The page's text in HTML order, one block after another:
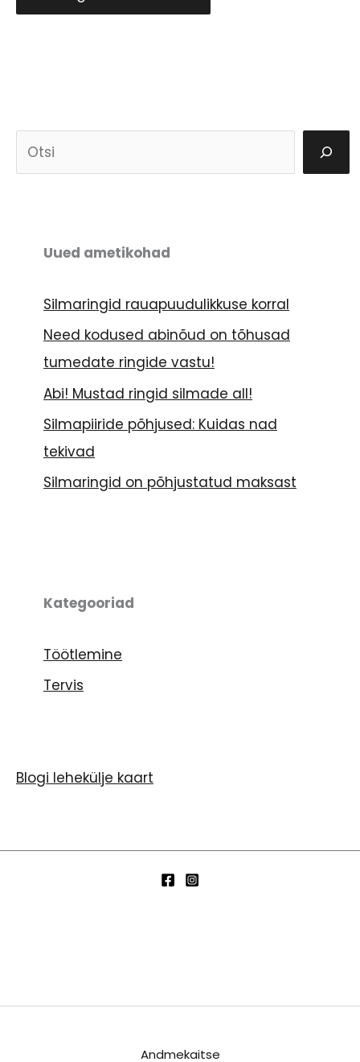
t
Uued ametikohad
Silmaringid rauapuudulikkuse korral
Need kodused abinõud on tõhusad
tumedate ringide vastu!
Abi! Mustad ringid silmade all!
Silmapiiride põhjused: Kuidas nad
tekivad
Silmaringid on põhjustatud maksast
Kategooriad
Töötlemine
Tervis
Blogi lehekülje kaart
Andmekaitse